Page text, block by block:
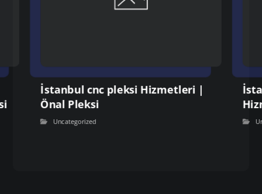
İstanbul cnc pleksi Hizmetleri |
Önal Pleksi
Uncategorized